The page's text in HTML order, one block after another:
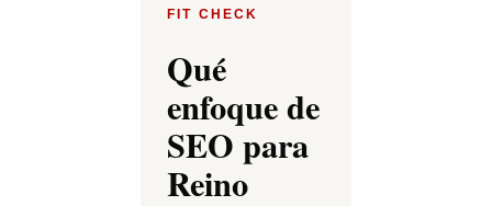
FIT CHECK
Qué
enfoque de
SEO para
Reino